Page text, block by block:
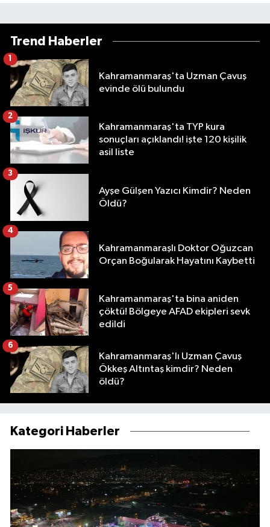
Trend Haberler
Kahramanmaraş'ta Uzman Çavuş
evinde ölü bulundu
1
Kahramanmaraş'ta TYP kura
sonuçları açıklandı! işte 120 kişilik
asil liste
2
Ayşe Gülşen Yazıcı Kimdir? Neden
Öldü?
3
Kahramanmaraşlı Doktor Oğuzcan
Orçan Boğularak Hayatını Kaybetti
4
Kahramanmaraş'ta bina aniden
çöktü! Bölgeye AFAD ekipleri sevk
edildi
5
Kahramanmaraş'lı Uzman Çavuş
Ökkeş Altıntaş kimdir? Neden
öldü?
6
Kategori Haberler